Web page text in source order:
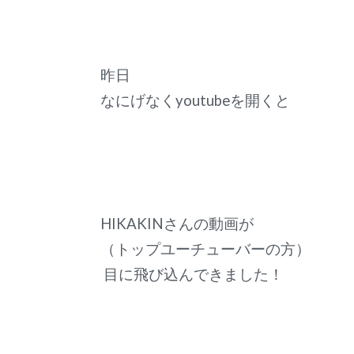
昨日
なにげなくyoutubeを開くと
HIKAKINさんの動画が
（トップユーチューバーの方）
目に飛び込んできました！